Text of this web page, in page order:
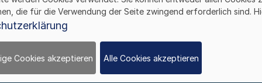
Verordnung über die
Nordrhein-Westfalen
die für die Verwendung der Seite zwingend erforderlich sind.
Cookies akzeptieren Alle Cookies akzeptieren